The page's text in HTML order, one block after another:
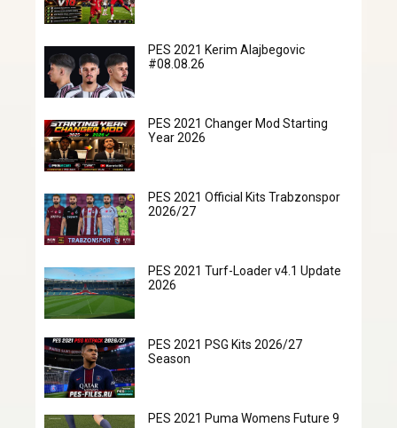
PES 2021 Kerim Alajbegovic
#08.08.26
PES 2021 Changer Mod Starting
Year 2026
PES 2021 Official Kits Trabzonspor
2026/27
PES 2021 Turf-Loader v4.1 Update
2026
PES 2021 PSG Kits 2026/27
Season
PES 2021 Puma Womens Future 9